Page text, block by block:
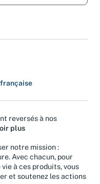
reversés à nos
plus
notre mission :
Avec chacun, pour
à ces produits, vous
et soutenez les actions